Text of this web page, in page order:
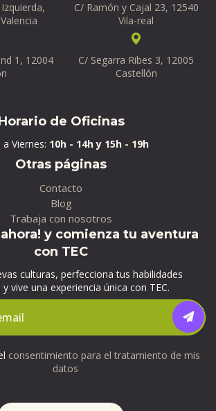
C/ Ramón y Cajal 23, 12540
Vila-real
1, 12004
C/ Segarra Ribes 3, 12005
Castellón
de Oficinas
a Viernes: 10h - 14h y 15h - 19h
Otras páginas
Contacto
Blog
Trabaja con nosotros
y comienza tu aventura
con TEC
culturas, perfecciona tus habilidades
vive una experiencia única con TEC.
consentimiento para el tratamiento de mis
datos